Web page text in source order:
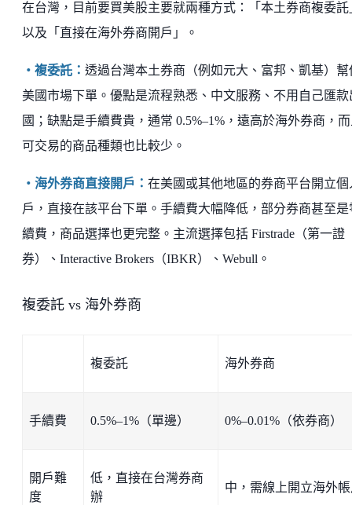
在台灣，目前要買美股主要就兩種方式：「本土券商複委託
以及「直接在海外券商開戶」。
・複委託： 透過台灣本土券商（例如元大、富邦、凱基）幫
美國市場下單。優點是流程熟悉、中文服務、不用自己匯款
國；缺點是手續費貴，通常 0.5%–1%，遠高於海外券商，
可交易的商品種類也比較少。
・海外券商直接開戶： 在美國或其他地區的券商平台開立個
戶，直接在該平台下單。手續費大幅降低，部分券商甚至是
續費，商品選擇也更完整。主流選擇包括 Firstrade（第一證
券）、Interactive Brokers（IBKR）、Webull。
複委託 vs 海外券商
複委託 海外券商
手續費 0.5%–1%（單邊） 0%–0.01%（依券商）
開戶難
度
低，直接在台灣券商
辦
中，需線上開立海外